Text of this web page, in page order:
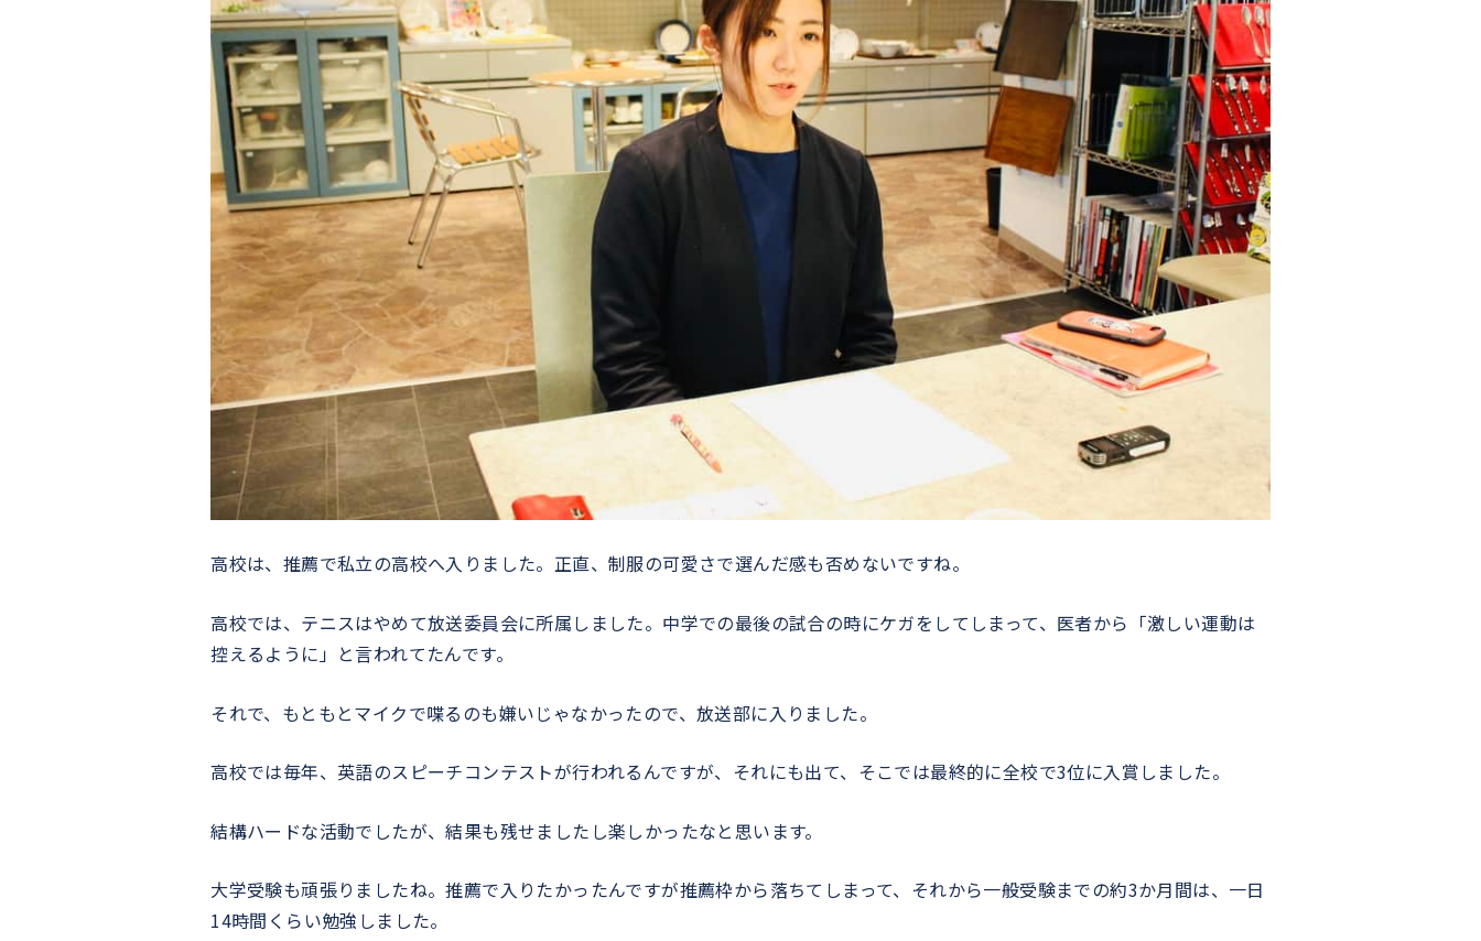
高校は、推薦で私立の高校へ入りました。正直、制服の可愛さで選んだ感も否めないですね。
高校では、テニスはやめて放送委員会に所属しました。中学での最後の試合の時にケガをしてしまって、医者から「激しい運動は
控えるように」と言われてたんです。
それで、もともとマイクで喋るのも嫌いじゃなかったので、放送部に入りました。
高校では毎年、英語のスピーチコンテストが行われるんですが、それにも出て、そこでは最終的に全校で3位に入賞しました。
結構ハードな活動でしたが、結果も残せましたし楽しかったなと思います。
大学受験も頑張りましたね。推薦で入りたかったんですが推薦枠から落ちてしまって、それから一般受験までの約3か月間は、一日
14時間くらい勉強しました。